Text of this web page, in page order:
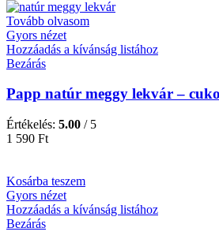
Tovább olvasom
Gyors nézet
Hozzáadás a kívánság listához
Bezárás
Papp natúr meggy lekvár –
Értékelés: 5.00 / 5
1 590 Ft
Kosárba teszem
Gyors nézet
Hozzáadás a kívánság listához
Bezárás